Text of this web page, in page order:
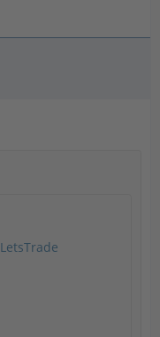
LetsTrade